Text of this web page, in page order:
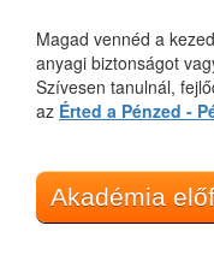
Magad vennéd a
anyagi biztonságot
Szívesen tanulnál,
az Érted a Pénzed -
Akadémia